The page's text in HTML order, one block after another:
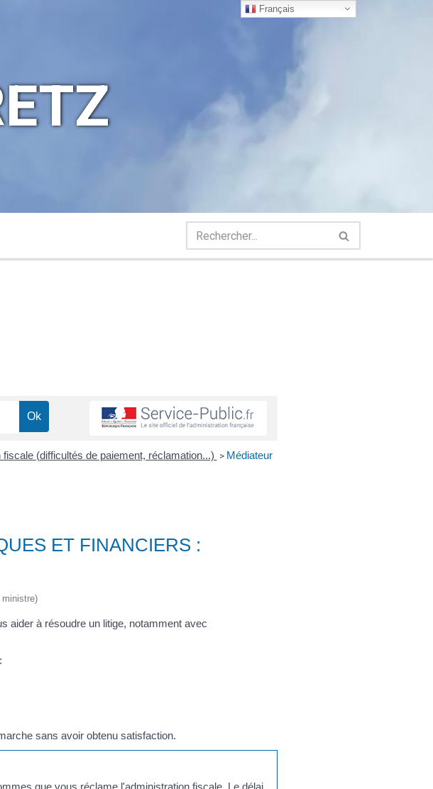
(difficultés de paiement, réclamation...) > Médiateur
ET FINANCIERS :
aider à résoudre un litige, notamment avec
sans avoir obtenu satisfaction.
que vous réclame l'administration fiscale. Ledélai
Français